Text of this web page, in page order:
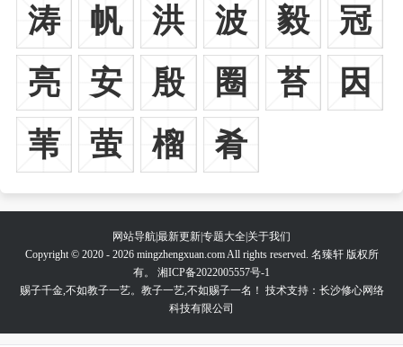
涛 帆 洪 波 毅
冠
亮
安 殷 圈 苔
因
苇
萤 榴 肴
网站导航最新更新专题大全 关于我们
Copyright © 2020 - 2026 mingzhengxuan.com All rights reserved. 名臻轩 版权所
有。 湘ICP备2022005557号-1
赐子千金,不如教子一艺。教子一艺,不如赐子一名！ 技术支持：长沙修心网络
科技有限公司